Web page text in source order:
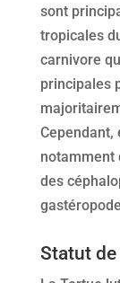
sont
tropicales
carnivore
principales
Cependant,
notamment
des
Statut